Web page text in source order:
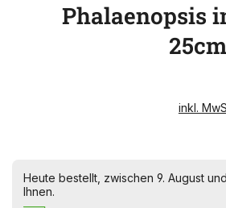
Phalaenopsis
inkl.
Heute bestellt, zwischen 9. August
Ihnen.